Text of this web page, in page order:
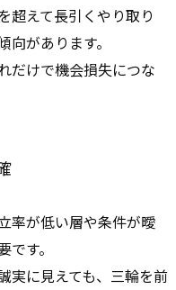
超えて長引くやり取り
があります。
だけで機会損失につな
率が低い層や条件が曖
す。
実に見えても、三輪を前